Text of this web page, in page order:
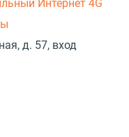
Интернет 4G
д. 57, вход